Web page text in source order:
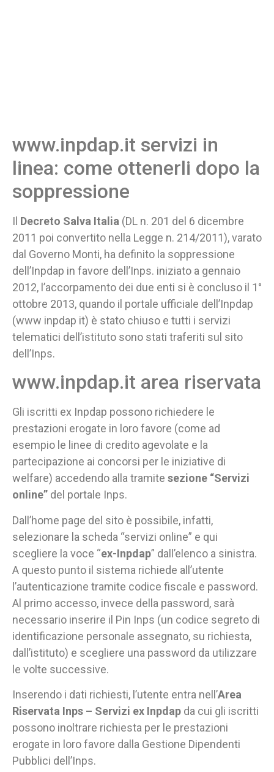
www.inpdap.it servizi in
linea: come ottenerli dopo la
soppressione
Il Decreto Salva Italia (DL n. 201 del 6 dicembre
2011 poi convertito nella Legge n. 214/2011), varato
dal Governo Monti, ha definito la soppressione
dell’Inpdap in favore dell’Inps. iniziato a gennaio
2012, l’accorpamento dei due enti si è concluso il 1°
ottobre 2013, quando il portale ufficiale dell’Inpdap
(www inpdap it) è stato chiuso e tutti i servizi
telematici dell’istituto sono stati traferiti sul sito
dell’Inps.
www.inpdap.it area riservata
Gli iscritti ex Inpdap possono richiedere le
prestazioni erogate in loro favore (come ad
esempio le linee di credito agevolate e la
partecipazione ai concorsi per le iniziative di
welfare) accedendo alla tramite sezione “Servizi
online” del portale Inps.
Dall’home page del sito è possibile, infatti,
selezionare la scheda “servizi online” e qui
scegliere la voce “ex-Inpdap” dall’elenco a sinistra.
A questo punto il sistema richiede all’utente
l’autenticazione tramite codice fiscale e password.
Al primo accesso, invece della password, sarà
necessario inserire il Pin Inps (un codice segreto di
identificazione personale assegnato, su richiesta,
dall’istituto) e scegliere una password da utilizzare
le volte successive.
Inserendo i dati richiesti, l’utente entra nell’Area
Riservata Inps – Servizi ex Inpdap da cui gli iscritti
possono inoltrare richiesta per le prestazioni
erogate in loro favore dalla Gestione Dipendenti
Pubblici dell’Inps.